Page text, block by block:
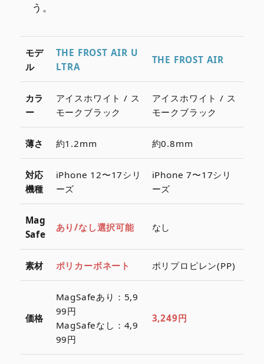
う。
モデ
ル
THE FROST AIR U
LTRA
THE FROST AIR
カラ
ー
アイスホワイト / ス
モークブラック
アイスホワイト / ス
モークブラック
薄さ 約1.2mm 約0.8mm
対応
機種
iPhone 12〜17シリ
ーズ
iPhone 7〜17シリ
ーズ
Mag
Safe
あり/なし選択可能 なし
素材 ポリカーボネート ポリプロピレン(PP)
価格
MagSafeあり：5,9
99円
MagSafeなし：4,9
99円
3,249円